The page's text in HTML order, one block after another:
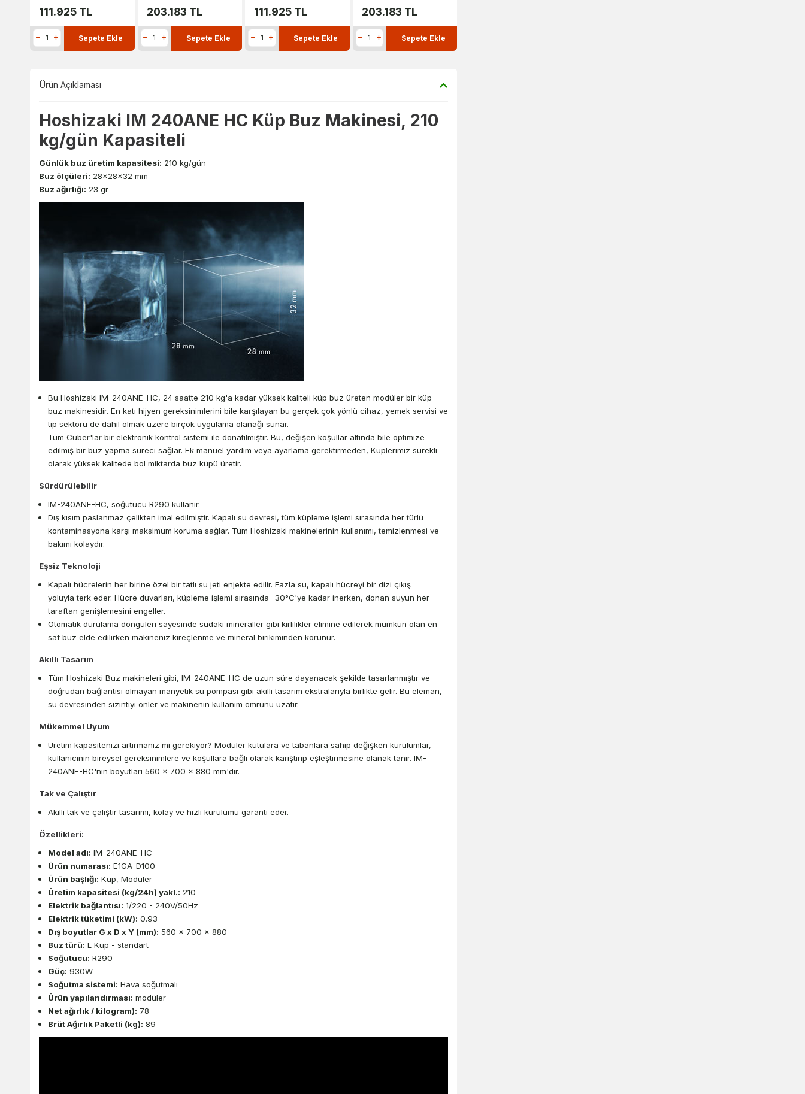
111.925 TL
Sepete Ekle
203.183 TL
Sepete Ekle
111.925 TL
Sepete Ekle
203.183 TL
Sepete Ekle
Ürün Açıklaması
Hoshizaki IM 240ANE HC Küp Buz Makinesi, 210
kg/gün Kapasiteli
Günlük buz üretim kapasitesi: 210 kg/gün
Buz ölçüleri: 28x28x32 mm
Buz ağırlığı: 23 gr
Bu Hoshizaki IM-240ANE-HC, 24 saatte 210 kg'a kadar yüksek kaliteli küp buz üreten modüler bir küp
buz makinesidir. En katı hijyen gereksinimlerini bile karşılayan bu gerçek çok yönlü cihaz, yemek servisi ve
tıp sektörü de dahil olmak üzere birçok uygulama olanağı sunar.
Tüm Cuber'lar bir elektronik kontrol sistemi ile donatılmıştır. Bu, değişen koşullar altında bile optimize
edilmiş bir buz yapma süreci sağlar. Ek manuel yardım veya ayarlama gerektirmeden, Küplerimiz sürekli
olarak yüksek kalitede bol miktarda buz küpü üretir.
Sürdürülebilir
IM-240ANE-HC, soğutucu R290 kullanır.
Dış kısım paslanmaz çelikten imal edilmiştir. Kapalı su devresi, tüm küpleme işlemi sırasında her türlü
kontaminasyona karşı maksimum koruma sağlar. Tüm Hoshizaki makinelerinin kullanımı, temizlenmesi ve
bakımı kolaydır.
Eşsiz Teknoloji
Kapalı hücrelerin her birine özel bir tatlı su jeti enjekte edilir. Fazla su, kapalı hücreyi bir dizi çıkış
yoluyla terk eder. Hücre duvarları, küpleme işlemi sırasında -30°C'ye kadar inerken, donan suyun her
taraftan genişlemesini engeller.
Otomatik durulama döngüleri sayesinde sudaki mineraller gibi kirlilikler elimine edilerek mümkün olan en
saf buz elde edilirken makineniz kireçlenme ve mineral birikiminden korunur.
Akıllı Tasarım
Tüm Hoshizaki Buz makineleri gibi, IM-240ANE-HC de uzun süre dayanacak şekilde tasarlanmıştır ve
doğrudan bağlantısı olmayan manyetik su pompası gibi akıllı tasarım ekstralarıyla birlikte gelir. Bu eleman,
su devresinden sızıntıyı önler ve makinenin kullanım ömrünü uzatır.
Mükemmel Uyum
Üretim kapasitenizi artırmanız mı gerekiyor? Modüler kutulara ve tabanlara sahip değişken kurulumlar,
kullanıcının bireysel gereksinimlere ve koşullara bağlı olarak karıştırıp eşleştirmesine olanak tanır. IM-
240ANE-HC'nin boyutları 560 x 700 x 880 mm'dir.
Tak ve Çalıştır
Akıllı tak ve çalıştır tasarımı, kolay ve hızlı kurulumu garanti eder.
Özellikleri:
Model adı: IM-240ANE-HC
Ürün numarası: E1GA-D100
Ürün başlığı: Küp, Modüler
Üretim kapasitesi (kg/24h) yakl.: 210
Elektrik bağlantısı: 1/220 - 240V/50Hz
Elektrik tüketimi (kW): 0.93
Dış boyutlar G x D x Y (mm): 560 x 700 x 880
Buz türü: L Küp - standart
Soğutucu: R290
Güç: 930W
Soğutma sistemi: Hava soğutmalı
Ürün yapılandırması: modüler
Net ağırlık / kilogram): 78
Brüt Ağırlık Paketli (kg): 89